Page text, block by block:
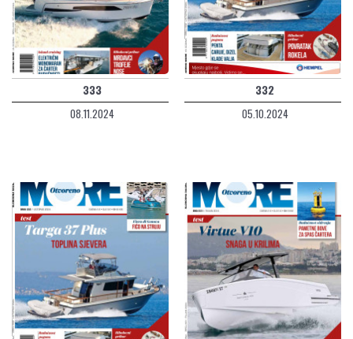
333
08.11.2024
332
05.10.2024